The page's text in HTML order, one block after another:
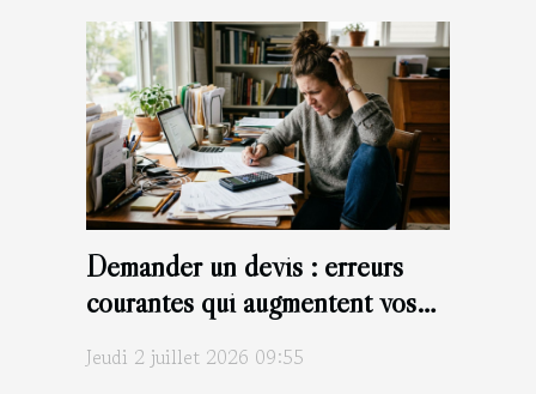
Demander un devis : erreurs
courantes qui augmentent vos
Jeudi 2 juillet 2026 09:55